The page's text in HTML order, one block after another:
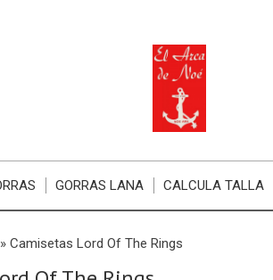
GORRAS LANA CALCULA TALLA
» Camisetas Lord Of The Rings